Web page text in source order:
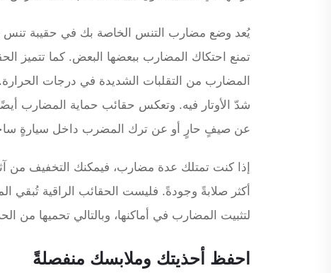
يُعد وضع مضارب التنس الخاصة بك في حقيبة تنس
تمنع احتكاك المضارب ببعضها البعض. كما تتميز
المضارب من التقلبات الشديدة في درجات
شدّ الأوتار فيه. وتعكس حقائب حماية المضارب أيضًا
عن صيفٍ حارٍ أو عن ترك المضرب داخل سيارةٍ
إذا كنت تمتلك عدة مضارب، فيمكنك التخفيف من
أكثر صلابةً وجودةً. فليست الحقائب الراقية
لتثبيت المضارب في أماكنها، وبالتالي تحميها
احفظ أحذيتك وملابسك منفصلةً